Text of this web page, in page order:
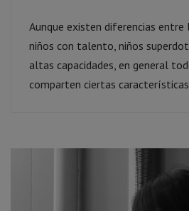
Aunque existen diferencias entre
niños con talento, niños
altas capacidades, en general
comparten ciertas